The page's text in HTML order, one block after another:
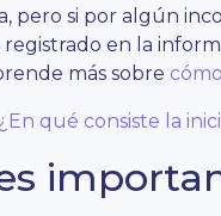
pero si por algún
registrado en la
más sobre
¿En qué consiste la